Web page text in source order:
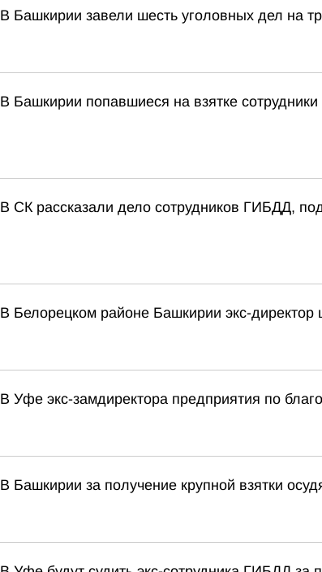
В Башкирии завели шесть уголовных дел на
В Башкирии попавшиеся на взятке
В СК рассказали дело сотрудников ГИБДД,
В Белорецком районе Башкирии экс-
В Уфе экс-замдиректора предприятия по
В Башкирии за получение крупной взятки